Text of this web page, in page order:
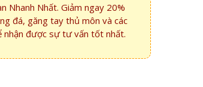
Nhanh Nhất. Giảm ngay 20%
đá, găng tay thủ môn và các
nhận được sự tư vấn tốt nhất.